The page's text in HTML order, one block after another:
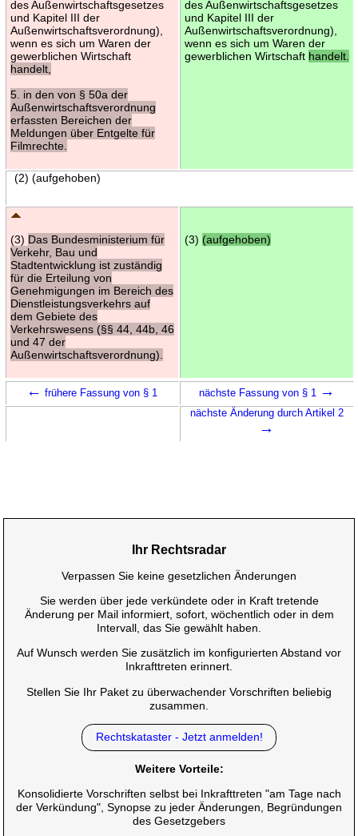
des Außenwirtschaftsgesetzes
und Kapitel III der
Außenwirtschaftsverordnung),
wenn es sich um Waren der
gewerblichen Wirtschaft
handelt,
5. in den von § 50a der
Außenwirtschaftsverordnung
erfassten Bereichen der
Meldungen über Entgelte für
Filmrechte.
des Außenwirtschaftsgesetzes
und Kapitel III der
Außenwirtschaftsverordnung),
wenn es sich um Waren der
gewerblichen Wirtschaft handelt.
(2) (aufgehoben)
(3) Das Bundesministerium für
Verkehr, Bau und
Stadtentwicklung ist zuständig
für die Erteilung von
Genehmigungen im Bereich des
Dienstleistungsverkehrs auf
dem Gebiete des
Verkehrswesens (§§ 44, 44b, 46
und 47 der
Außenwirtschaftsverordnung).
(3) (aufgehoben)
← frühere Fassung von § 1 nächste Fassung von § 1 →
nächste Änderung durch Artikel 2
→
Ihr Rechtsradar
Verpassen Sie keine gesetzlichen Änderungen
Sie werden über jede verkündete oder in Kraft tretende
Änderung per Mail informiert, sofort, wöchentlich oder in dem
Intervall, das Sie gewählt haben.
Auf Wunsch werden Sie zusätzlich im konfigurierten Abstand vor
Inkrafttreten erinnert.
Stellen Sie Ihr Paket zu überwachender Vorschriften beliebig
zusammen.
Rechtskataster - Jetzt anmelden!
Weitere Vorteile:
Konsolidierte Vorschriften selbst bei Inkrafttreten "am Tage nach
der Verkündung", Synopse zu jeder Änderungen, Begründungen
des Gesetzgebers